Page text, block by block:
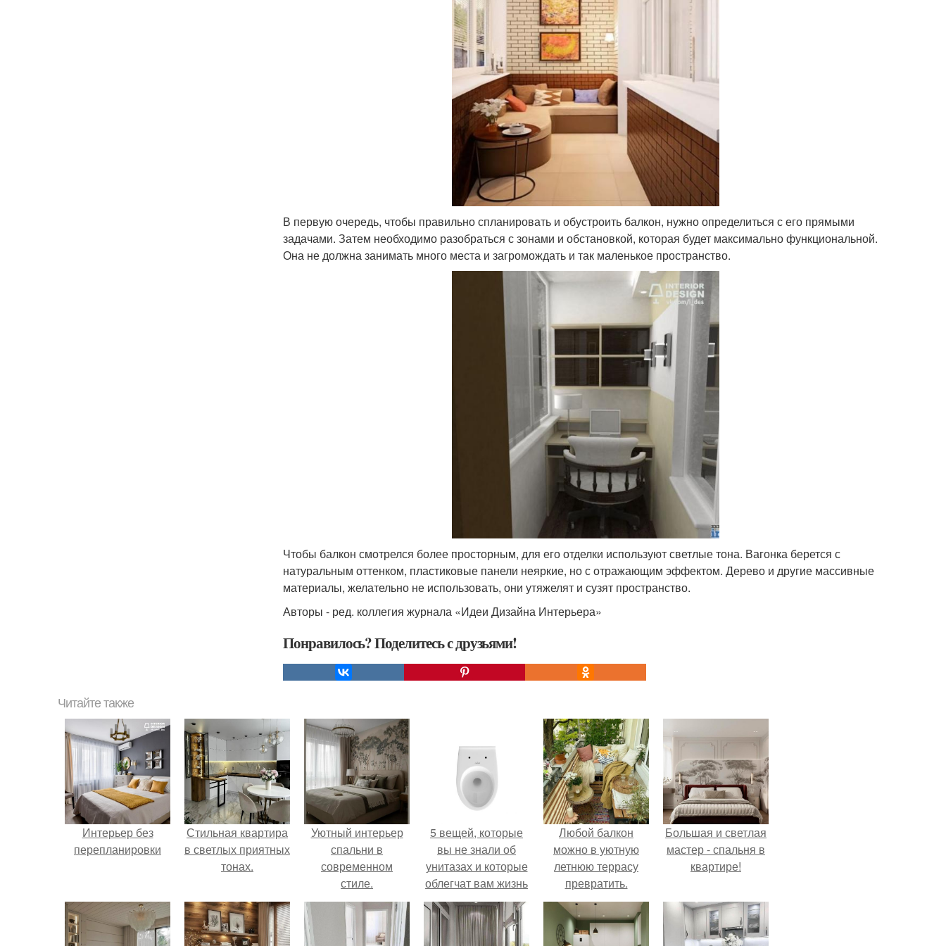
В первую очередь, чтобы правильно спланировать и обустроить балкон, нужно определиться с его прямыми
задачами. Затем необходимо разобраться с зонами и обстановкой, которая будет максимально функциональной.
Она не должна занимать много места и загромождать и так маленькое пространство.
Чтобы балкон смотрелся более просторным, для его отделки используют светлые тона. Вагонка берется с
натуральным оттенком, пластиковые панели неяркие, но с отражающим эффектом. Дерево и другие массивные
материалы, желательно не использовать, они утяжелят и сузят пространство.
Авторы - ред. коллегия журнала «Идеи Дизайна Интерьера»
Понравилось? Поделитесь с друзьями!
Читайте также
Интерьер без
перепланировки
Стильная квартира
в светлых приятных
тонах.
Уютный интерьер
спальни в
современном
стиле.
5 вещей, которые
вы не знали об
унитазах и которые
облегчат вам жизнь
при ремонте
санузла
Любой балкон
можно в уютную
летнюю террасу
превратить.
Большая и светлая
мастер - спальня в
квартире!